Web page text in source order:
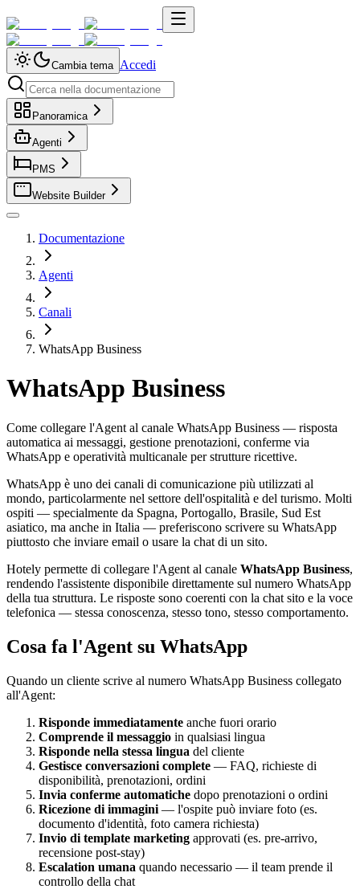
Cambia tema Accedi
Panoramica
Agenti
PMS
Website Builder
Documentazione
Agenti
Canali
WhatsApp Business
WhatsApp Business
Come collegare l'Agent al canale WhatsApp Business — risposta
automatica ai messaggi, gestione prenotazioni, conferme via
WhatsApp e operatività multicanale per strutture ricettive.
WhatsApp è uno dei canali di comunicazione più utilizzati al
mondo, particolarmente nel settore dell'ospitalità e del turismo. Molti
ospiti — specialmente da Spagna, Portogallo, Brasile, Sud Est
asiatico, ma anche in Italia — preferiscono scrivere su WhatsApp
piuttosto che inviare email o usare la chat di un sito.
Hotely permette di collegare l'Agent al canale WhatsApp Business,
rendendo l'assistente disponibile direttamente sul numero WhatsApp
della tua struttura. Le risposte sono coerenti con la chat sito e la voce
telefonica — stessa conoscenza, stesso tono, stesso comportamento.
Cosa fa l'Agent su WhatsApp
Quando un cliente scrive al numero WhatsApp Business collegato
all'Agent:
Risponde immediatamente anche fuori orario
Comprende il messaggio in qualsiasi lingua
Risponde nella stessa lingua del cliente
Gestisce conversazioni complete — FAQ, richieste di
disponibilità, prenotazioni, ordini
Invia conferme automatiche dopo prenotazioni o ordini
Ricezione di immagini — l'ospite può inviare foto (es.
documento d'identità, foto camera richiesta)
Invio di template marketing approvati (es. pre-arrivo,
recensione post-stay)
Escalation umana quando necessario — il team prende il
controllo della chat